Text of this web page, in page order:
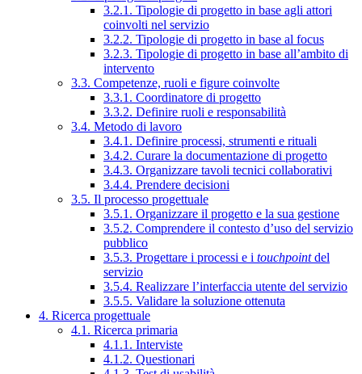
3.2.1. Tipologie di progetto in base agli attori
coinvolti nel servizio
3.2.2. Tipologie di progetto in base al focus
3.2.3. Tipologie di progetto in base all’ambito di
intervento
3.3. Competenze, ruoli e figure coinvolte
3.3.1. Coordinatore di progetto
3.3.2. Definire ruoli e responsabilità
3.4. Metodo di lavoro
3.4.1. Definire processi, strumenti e rituali
3.4.2. Curare la documentazione di progetto
3.4.3. Organizzare tavoli tecnici collaborativi
3.4.4. Prendere decisioni
3.5. Il processo progettuale
3.5.1. Organizzare il progetto e la sua gestione
3.5.2. Comprendere il contesto d’uso del servizio
pubblico
3.5.3. Progettare i processi e i touchpointdel
servizio
3.5.4. Realizzare l’interfaccia utente del servizio
3.5.5. Validare la soluzione ottenuta
4. Ricerca progettuale
4.1. Ricerca primaria
4.1.1. Interviste
4.1.2. Questionari